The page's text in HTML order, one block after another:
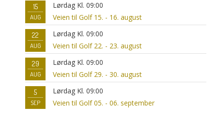
15
AUG
Lørdag Kl. 09:00
Veien til Golf 15. - 16. august
22
AUG
Lørdag Kl. 09:00
Veien til Golf 22. - 23. august
29
AUG
Lørdag Kl. 09:00
Veien til Golf 29. - 30. august
5
SEP
Lørdag Kl. 09:00
Veien til Golf 05. - 06. september